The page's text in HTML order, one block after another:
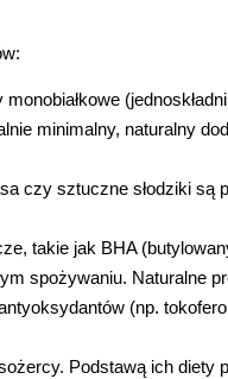
minimalny, naturalny
czy sztuczne słodziki są
takie jak BHA
spożywaniu. Naturalne
(np.
Podstawą ich diety